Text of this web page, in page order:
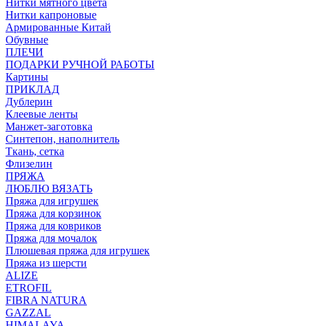
Нитки мятного цвета
Нитки капроновые
Армированные Китай
Обувные
ПЛЕЧИ
ПОДАРКИ РУЧНОЙ РАБОТЫ
Картины
ПРИКЛАД
Дублерин
Клеевые ленты
Манжет-заготовка
Синтепон, наполнитель
Ткань, сетка
Флизелин
ПРЯЖА
ЛЮБЛЮ ВЯЗАТЬ
Пряжа для игрушек
Пряжа для корзинок
Пряжа для ковриков
Пряжа для мочалок
Плюшевая пряжа для игрушек
Пряжа из шерсти
ALIZE
ETROFIL
FIBRA NATURA
GAZZAL